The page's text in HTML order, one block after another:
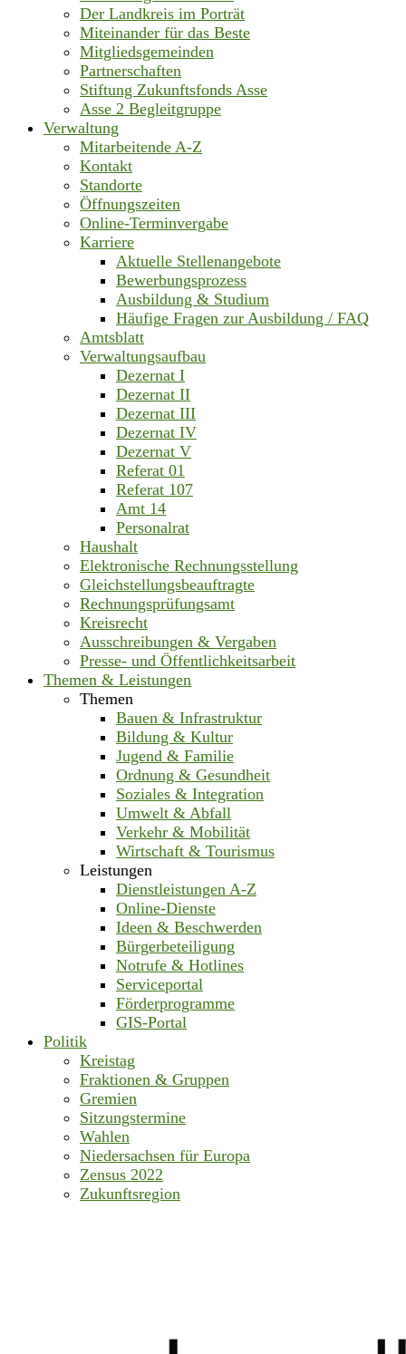
Der Landkreis im Porträt
Miteinander für das Beste
Mitgliedsgemeinden
Partnerschaften
Stiftung Zukunftsfonds Asse
Asse 2 Begleitgruppe
Verwaltung
Mitarbeitende A-Z
Kontakt
Standorte
Öffnungszeiten
Online-Terminvergabe
Karriere
Aktuelle Stellenangebote
Bewerbungsprozess
Ausbildung & Studium
Häufige Fragen zur Ausbildung / FAQ
Amtsblatt
Verwaltungsaufbau
Dezernat I
Dezernat II
Dezernat III
Dezernat IV
Dezernat V
Referat 01
Referat 107
Amt 14
Personalrat
Haushalt
Elektronische Rechnungsstellung
Gleichstellungsbeauftragte
Rechnungsprüfungsamt
Kreisrecht
Ausschreibungen & Vergaben
Presse- und Öffentlichkeitsarbeit
Themen & Leistungen
Themen
Bauen & Infrastruktur
Bildung & Kultur
Jugend & Familie
Ordnung & Gesundheit
Soziales & Integration
Umwelt & Abfall
Verkehr & Mobilität
Wirtschaft & Tourismus
Leistungen
Dienstleistungen A-Z
Online-Dienste
Ideen & Beschwerden
Bürgerbeteiligung
Notrufe & Hotlines
Serviceportal
Förderprogramme
GIS-Portal
Politik
Kreistag
Fraktionen & Gruppen
Gremien
Sitzungstermine
Wahlen
Niedersachsen für Europa
Zensus 2022
Zukunftsregion